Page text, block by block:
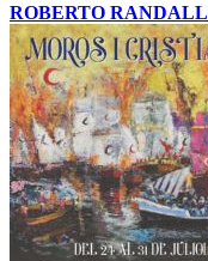
ROBERTO RANDALL